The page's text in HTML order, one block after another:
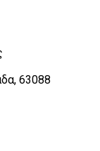
63088